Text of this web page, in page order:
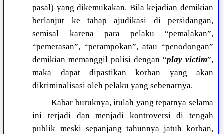
pasal) yang dikemukakan. Bila kejadian demikian
berlanjut ke tahap ajudikasi di persidangan,
semisal karena para pelaku “pemalakan”,
“pemerasan”, “perampokan”, atau “penodongan”
demikian memanggil polisi dengan “play victim”,
maka dapat dipastikan korban yang akan
dikriminalisasi oleh pelaku yang sebenarnya.
Kabar buruknya, itulah yang tepatnya selama
ini terjadi dan menjadi kontroversi di tengah
publik meski sepanjang tahunnya jatuh korban,